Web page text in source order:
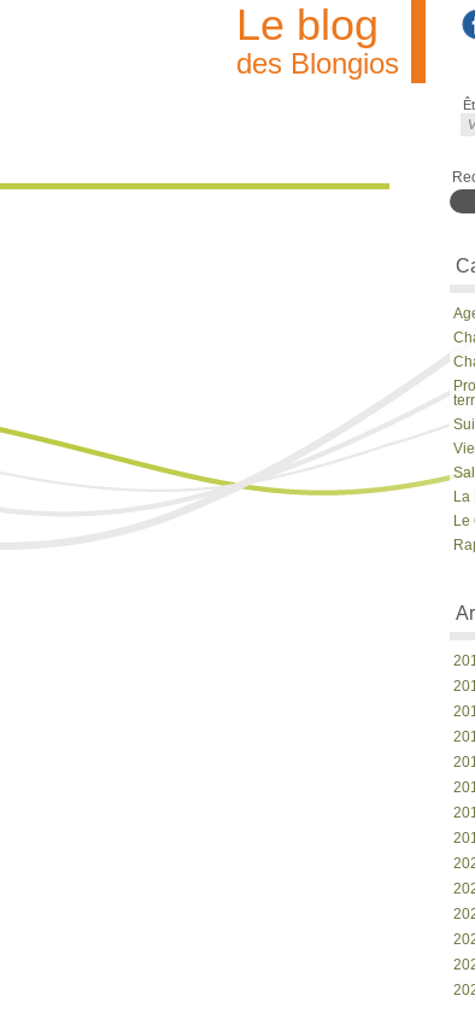
Le blog
des Blongios
La
Le